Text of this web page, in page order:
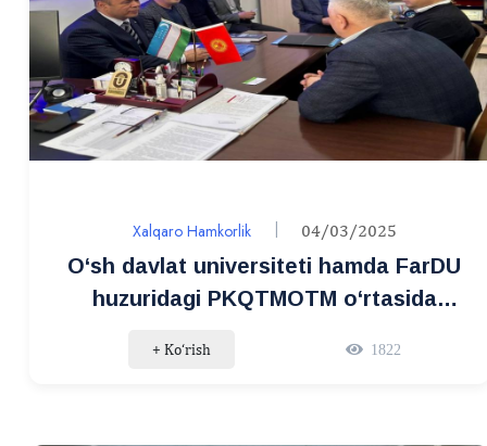
Xalqaro Hamkorlik 04/03/2025
O‘sh davlat universiteti hamda FarDU
huzuridagi PKQTMOTM o‘rtasida
+ Ko‘rish 1822